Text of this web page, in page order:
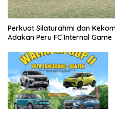
Perkuat Silaturahmi dan
Adakan Peru FC Internal Game